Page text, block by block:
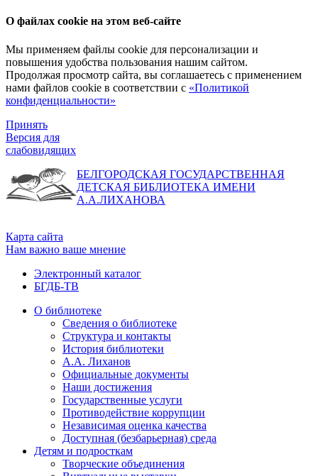
О файлах cookie на этом веб-сайте
Мы применяем файлы cookie для персонализации и
повышения удобства пользования нашим сайтом.
Продолжая просмотр сайта, вы соглашаетесь с применением
нами файлов cookie в соответствии с «Политикой
конфиденциальности»
Принять
Версия для
слабовидящих
БЕЛГОРОДСКАЯ ГОСУДАРСТВЕННАЯ
ДЕТСКАЯ БИБЛИОТЕКА ИМЕНИ
А.А.ЛИХАНОВА
Карта сайта
Нам важно ваше мнение
Электронный каталог
БГДБ-ТВ
О библиотеке
Сведения о библиотеке
Структура и контакты
История библиотеки
А.А. Лиханов
Официальные документы
Наши достижения
Государственные услуги
Противодействие коррупции
Независимая оценка качества
Доступная (безбарьерная) среда
Детям и подросткам
Творческие объединения